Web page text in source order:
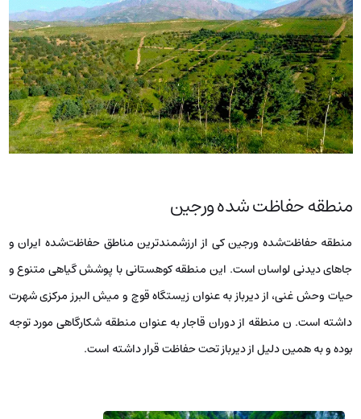
منطقه حفاظت‌ شده ورجین
منطقه حفاظت‌شده ورجین کی از ارزشمندترین مناطق حفاظت‌شده ایران و
جاهای دیدنی لواسان است. این منطقه کوهستانی با پوشش گیاهی متنوع و
حیات وحش غنی، از دیرباز به عنوان زیستگاه قوچ و میش البرز مرکزی شهرت
داشته است. ن منطقه از دوران قاجار به عنوان منطقه شکارگاهی مورد توجه
بوده و به همین دلیل از دیرباز تحت حفاظت قرار داشته است.